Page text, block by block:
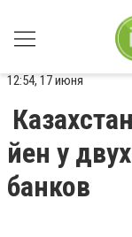
12:54, 17 июня
йен у
банков